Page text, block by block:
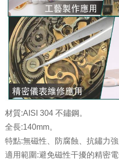
材質:AISI 304 不鏽鋼。
全長:140mm。
特點:無磁性、防腐蝕、抗鏽力
適用範圍:避免磁性干擾的精密